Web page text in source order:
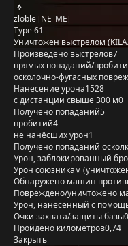
zloble [NE_ME]
Type 61
Уничтожен выстрелом
Произведено выстрелов7
прямых попаданий/
осколочно-фугасных
Нанесение урона1528
с дистанции свыше 300 м0
Получено попаданий5
пробитий4
не нанёсших урон1
Получено попаданий
Урон, заблокированный
Урон союзникам
Обнаружено машин
Повреждено/уничтожено
Урон, нанесённый с
Очки захвата/защиты базы
Пройдено километров0,74
Закрыть